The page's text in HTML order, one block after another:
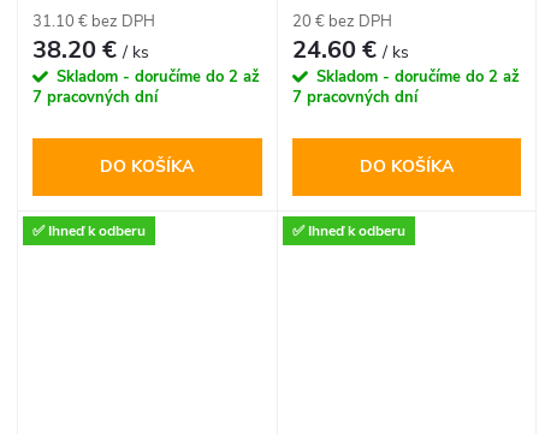
rýchlonabíjačka
31.10 € bez DPH
38.20 €/ ks
Skladom - doručíme do 2 až
7 pracovných dní
DO KOŠÍKA
20 € bez DPH
24.60 €/ ks
Skladom - doručíme do 2 až
7 pracovných dní
DO KOŠÍKA
✅ Ihneď k odberu ✅ Ihneď k odberu